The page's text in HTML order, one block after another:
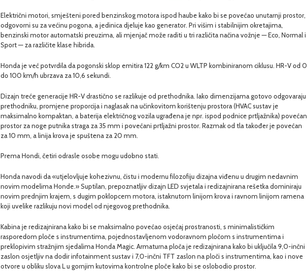
Električni motori, smješteni pored benzinskog motora ispod haube kako bi se povećao unutarnji prostor,
odgovorni su za većinu pogona, a jedinica djeluje kao generator. Pri višim i stabilnijim okretajima,
benzinski motor automatski preuzima, ali mjenjač može raditi u tri različita načina vožnje — Eco, Normal i
Sport — za različite klase hibrida.
Honda je već potvrdila da pogonski sklop emitira 122 g/km CO2 u WLTP kombiniranom ciklusu. HR-V od 0
do 100 km/h ubrzava za 10,6 sekundi.
Dizajn treće generacije HR-V drastično se razlikuje od prethodnika. Iako dimenzijama gotovo odgovaraju
prethodniku, promjene proporcija i naglasak na učinkovitom korištenju prostora (HVAC sustav je
maksimalno kompaktan, a baterija električnog vozila ugrađena je npr. ispod podnice prtljažnika) povećan
prostor za noge putnika straga za 35 mm i povećani prtljažni prostor. Razmak od tla također je povećan
za 10 mm, a linija krova je spuštena za 20 mm.
Prema Hondi, četiri odrasle osobe mogu udobno stati.
Honda navodi da «utjelovljuje kohezivnu, čistu i modernu filozofiju dizajna viđenu u drugim nedavnim
novim modelima Honde.» Suptilan, prepoznatljiv dizajn LED svjetala i redizajnirana rešetka dominiraju
novim prednjim krajem, s dugim poklopcem motora, istaknutom linijom krova i ravnom linijom ramena
koji uvelike razlikuju novi model od njegovog prethodnika.
Kabina je redizajnirana kako bi se maksimalno povećao osjećaj prostranosti, s minimalističkim
rasporedom ploče s instrumentima, pojednostavljenom vodoravnom pločom s instrumentima i
preklopivim stražnjim sjedalima Honda Magic. Armaturna ploča je redizajnirana kako bi uključila 9,0-inčni
zaslon osjetljiv na dodir infotainment sustav i 7,0-inčni TFT zaslon na ploči s instrumentima, kao i nove
otvore u obliku slova L u gornjim kutovima kontrolne ploče kako bi se oslobodio prostor.